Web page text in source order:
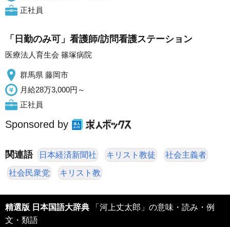
正社員
「日勤のみ可」看護師/訪問看護ステーション
医療法人育生会 篠塚病院
群馬県 藤岡市
月給28万3,000円～
正社員
Sponsored by
関連語 日本経済新聞社 キリスト教徒 社会主義者
社会民衆党 キリスト教
精選版 日本国語大辞典 「河上丈太郎」の意味・読み・例
文・類語